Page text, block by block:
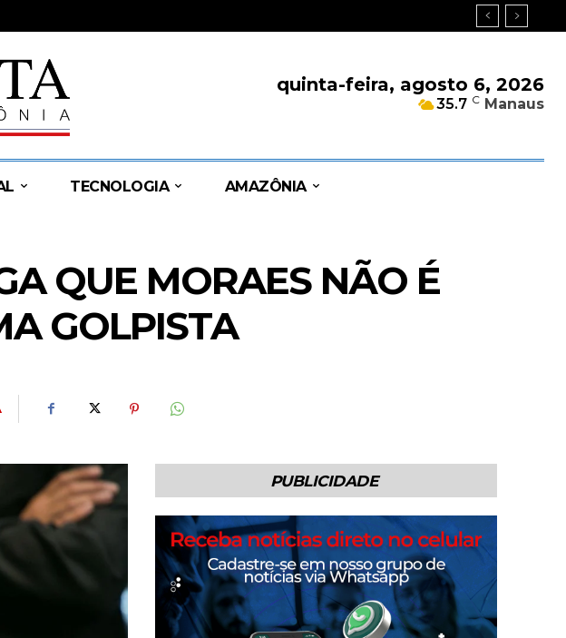
quinta-feira, agosto 6, 2026
35.7 C Manaus
TECNOLOGIA AMAZÔNIA
QUE MORAES NÃO É
GOLPISTA
PUBLICIDADE